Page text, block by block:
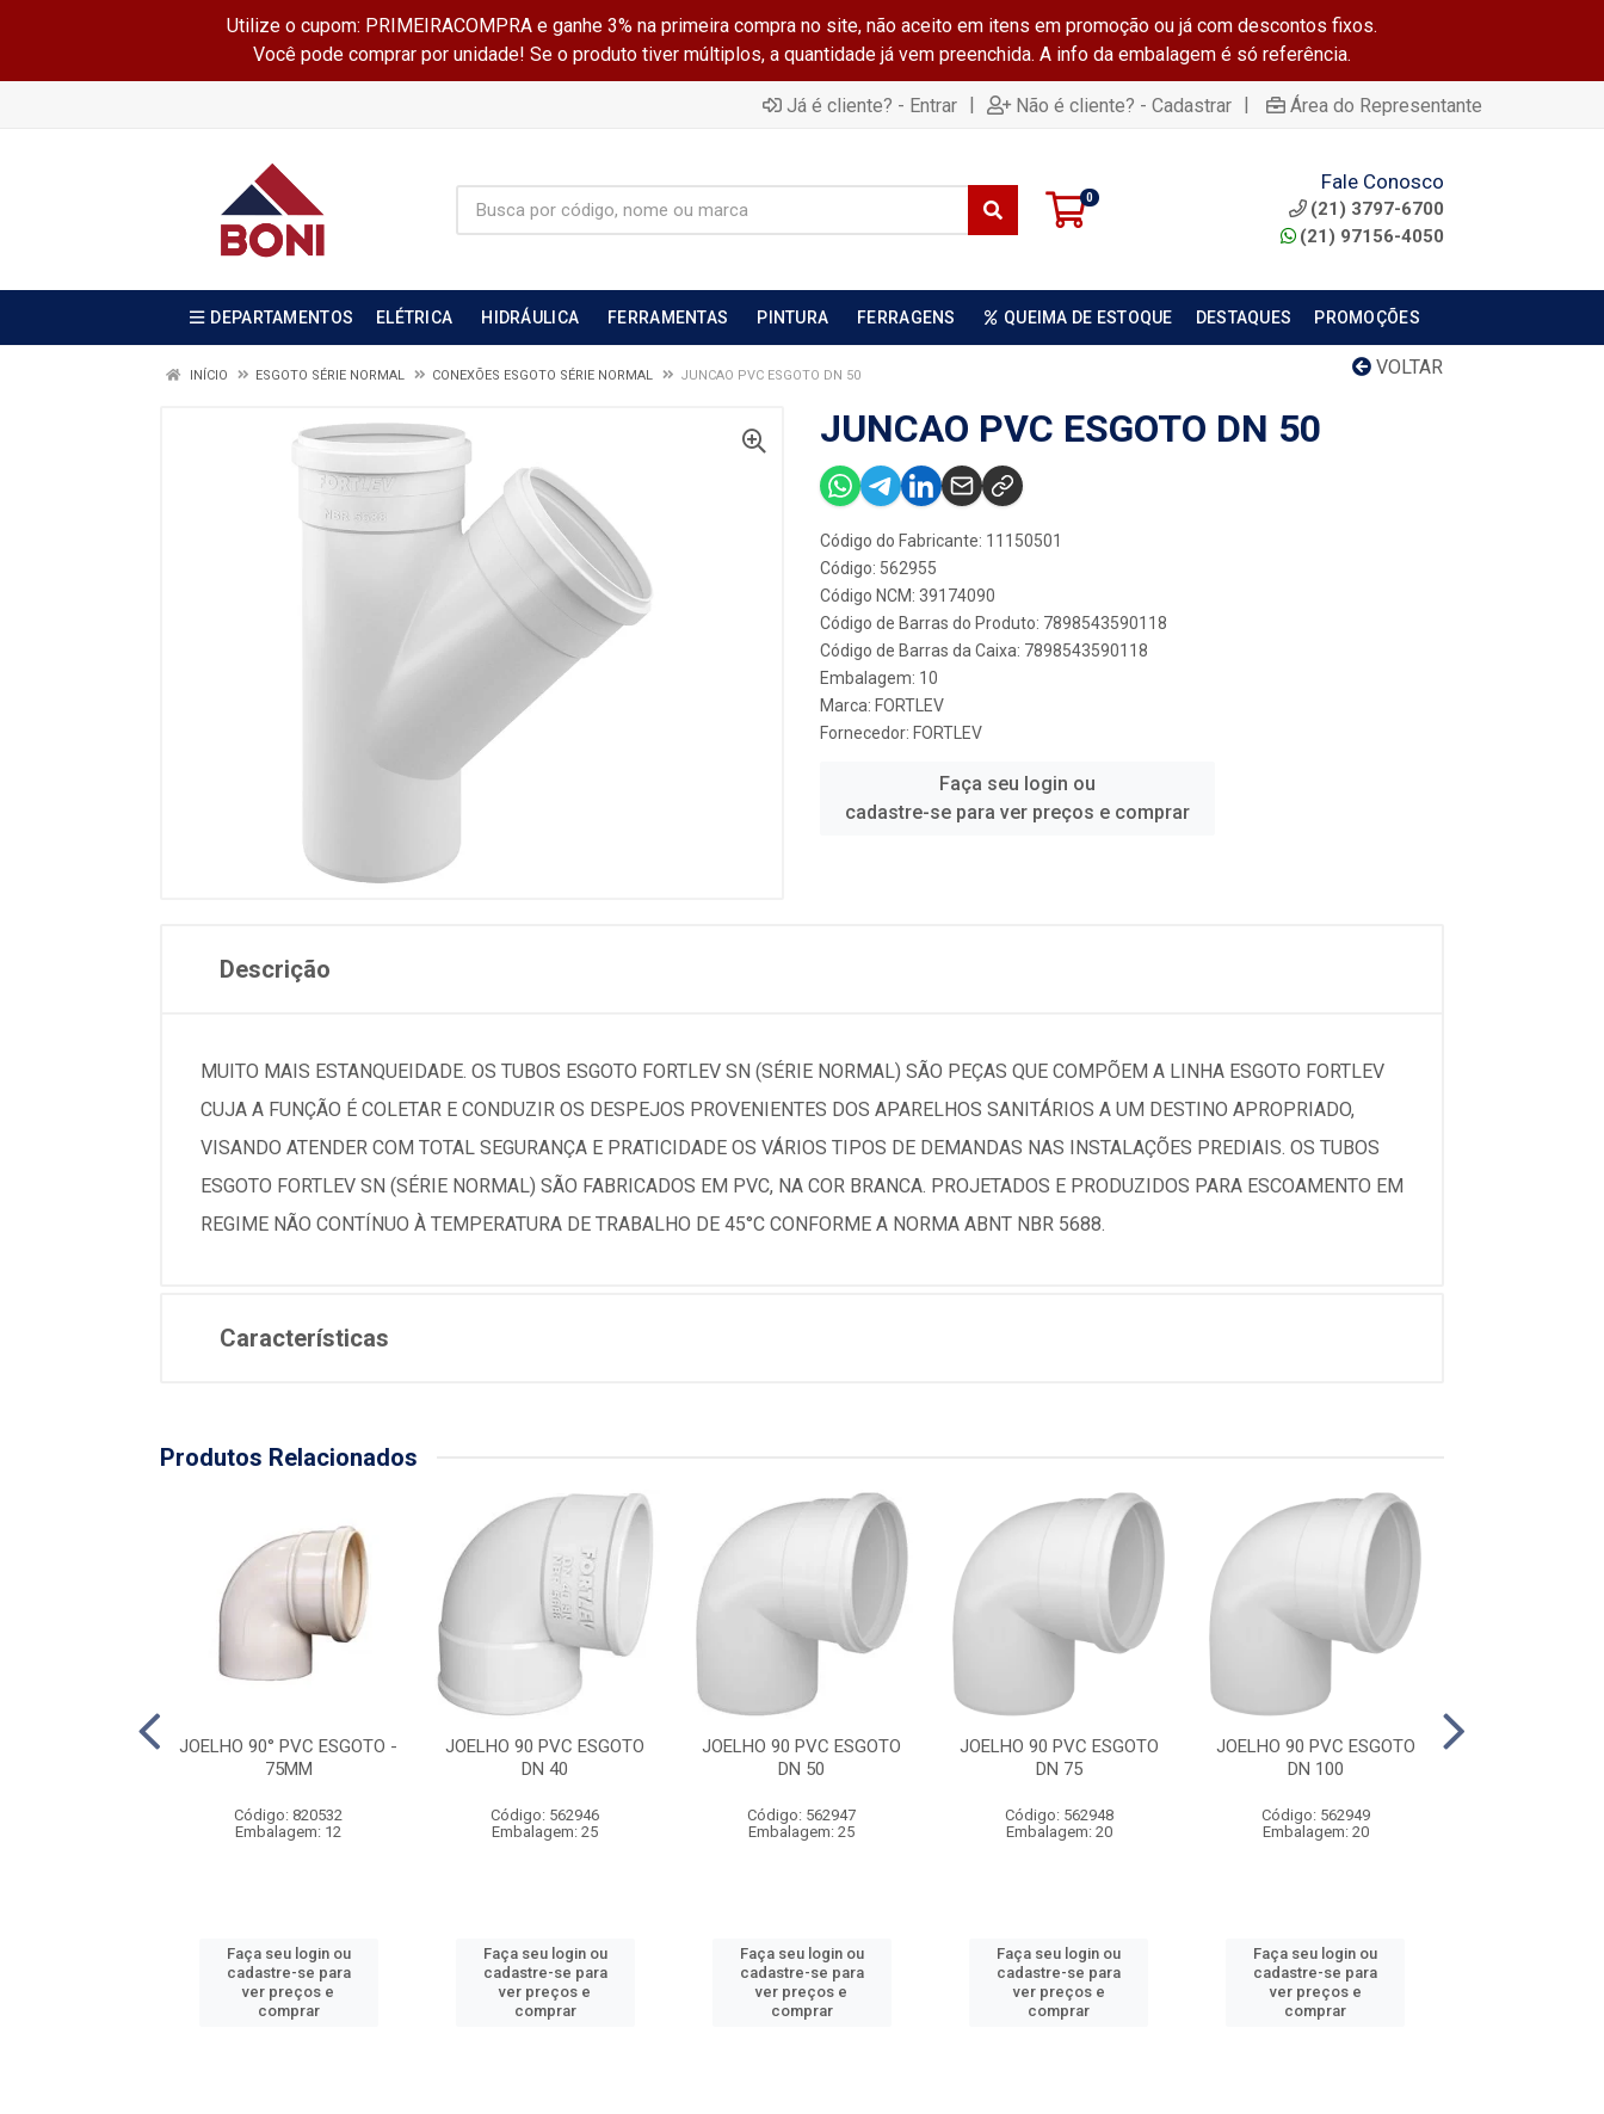
Utilize o cupom: PRIMEIRACOMPRA e ganhe 3% na primeira compra no site, não aceito em itens em promoção ou já com descontos fixos.
Você pode comprar por unidade! Se o produto tiver múltiplos, a quantidade já vem preenchida. A info da embalagem é só referência.
Já é cliente? - Entrar | Não é cliente? - Cadastrar | Área do Representante
0
Fale Conosco
(21) 3797-6700
(21) 97156-4050
DEPARTAMENTOS ELÉTRICA HIDRÁULICA FERRAMENTAS PINTURA FERRAGENS QUEIMA DE ESTOQUE DESTAQUES PROMOÇÕES
VOLTAR
INÍCIO ESGOTO SÉRIE NORMAL CONEXÕES ESGOTO SÉRIE NORMAL JUNCAO PVC ESGOTO DN 50
JUNCAO PVC ESGOTO DN 50
Código do Fabricante: 11150501
Código: 562955
Código NCM: 39174090
Código de Barras do Produto: 7898543590118
Código de Barras da Caixa: 7898543590118
Embalagem: 10
Marca: FORTLEV
Fornecedor: FORTLEV
Faça seu login ou
cadastre-se para ver preços e comprar
Descrição
MUITO MAIS ESTANQUEIDADE. OS TUBOS ESGOTO FORTLEV SN (SÉRIE NORMAL) SÃO PEÇAS QUE COMPÕEM A LINHA ESGOTO FORTLEV
CUJA A FUNÇÃO É COLETAR E CONDUZIR OS DESPEJOS PROVENIENTES DOS APARELHOS SANITÁRIOS A UM DESTINO APROPRIADO,
VISANDO ATENDER COM TOTAL SEGURANÇA E PRATICIDADE OS VÁRIOS TIPOS DE DEMANDAS NAS INSTALAÇÕES PREDIAIS. OS TUBOS
ESGOTO FORTLEV SN (SÉRIE NORMAL) SÃO FABRICADOS EM PVC, NA COR BRANCA. PROJETADOS E PRODUZIDOS PARA ESCOAMENTO EM
REGIME NÃO CONTÍNUO À TEMPERATURA DE TRABALHO DE 45°C CONFORME A NORMA ABNT NBR 5688.
Características
Produtos Relacionados
JOELHO 90° PVC ESGOTO -
75MM
Código: 820532
Embalagem: 12
Faça seu login ou
cadastre-se para
ver preços e
comprar
JOELHO 90 PVC ESGOTO
DN 40
Código: 562946
Embalagem: 25
Faça seu login ou
cadastre-se para
ver preços e
comprar
JOELHO 90 PVC ESGOTO
DN 50
Código: 562947
Embalagem: 25
Faça seu login ou
cadastre-se para
ver preços e
comprar
JOELHO 90 PVC ESGOTO
DN 75
Código: 562948
Embalagem: 20
Faça seu login ou
cadastre-se para
ver preços e
comprar
JOELHO 90 PVC ESGOTO
DN 100
Código: 562949
Embalagem: 20
Faça seu login ou
cadastre-se para
ver preços e
comprar